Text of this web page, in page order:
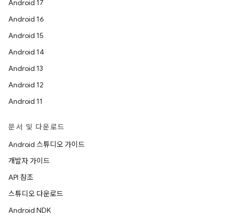
Android 17
Android 16
Android 15
Android 14
Android 13
Android 12
Android 11
문서 및 다운로드
Android 스튜디오 가이드
개발자 가이드
API 참조
스튜디오 다운로드
Android NDK